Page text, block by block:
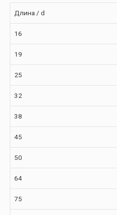
Длина / d
16
19
25
32
38
45
50
64
75